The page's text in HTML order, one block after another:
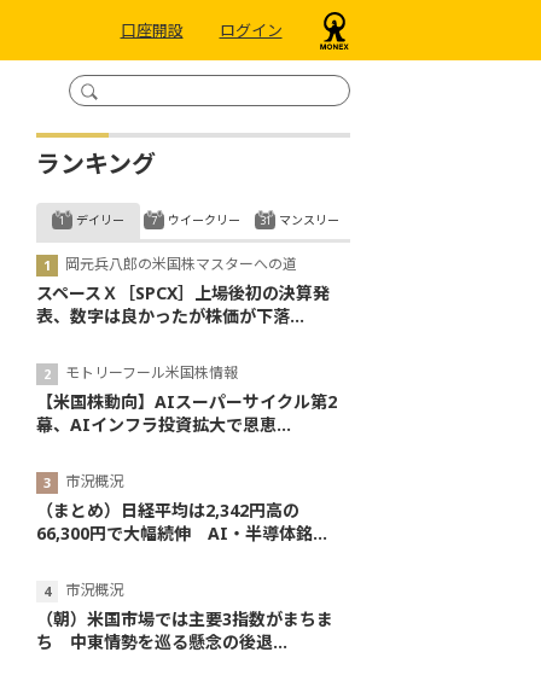
口座開設 ログイン
ランキング
デイリー
岡元兵八郎の米国株マスターへの道
スペースＸ［SPCX］上場後初の決算発
表、数字は良かったが株価が下落...
モトリーフール米国株情報
【米国株動向】AIスーパーサイクル第2
幕、AIインフラ投資拡大で恩恵...
市況概況
（まとめ）日経平均は2,342円高の
66,300円で大幅続伸 AI・半導体銘...
市況概況
（朝）米国市場では主要3指数がまちま
ち 中東情勢を巡る懸念の後退...
ウイークリー マンスリー